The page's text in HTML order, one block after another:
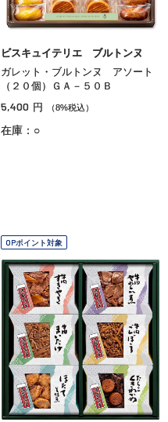
ビスキュイテリエ ブルトンヌ
ガレット・ブルトンヌ アソート
（２０個）ＧＡ－５０Ｂ
5,400 円 （8%税込）
在庫：○
OPポイント対象